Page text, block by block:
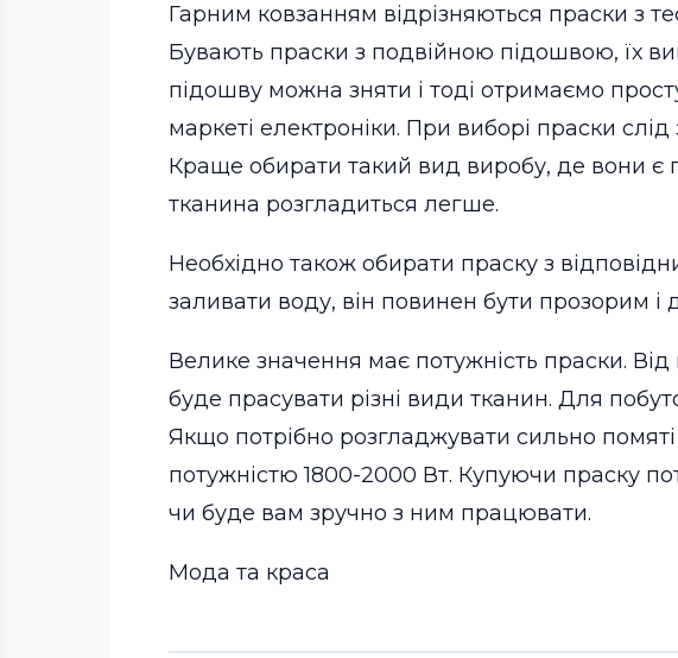
Гарним ковзанням відрізняються праски з
Бувають праски з подвійною підошвою, їх
підошву можна зняти і тоді отримаємо
маркеті електроніки. При виборі праски
Краще обирати такий вид виробу, де вони є
тканина розгладиться легше.
Необхідно також обирати праску з
заливати воду, він повинен бути прозорим і
Велике значення має потужність праски.
буде прасувати різні види тканин. Для
Якщо потрібно розгладжувати сильно
потужністю 1800-2000 Вт. Купуючи праску
чи буде вам зручно з ним працювати.
Мода та краса